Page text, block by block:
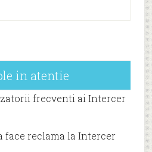
in atentie
frecventi ai Intercer
face reclama la Intercer